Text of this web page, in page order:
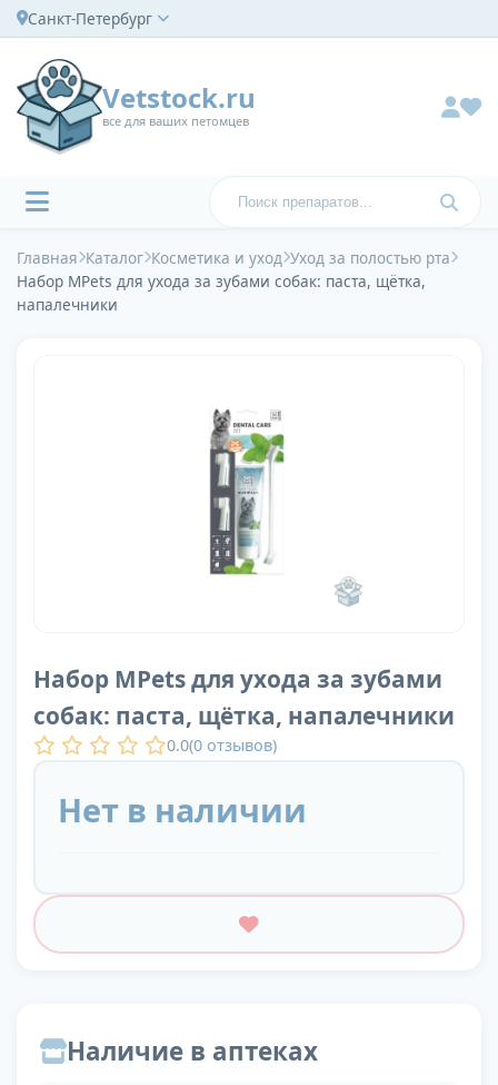
Санкт-Петербург
Vetstock.ru
все для ваших петомцев
Главная Каталог Косметика и уход Уход за полостью рта
Набор MPets для ухода за зубами собак: паста, щётка,
напалечники
Набор MPets для ухода за зубами
собак: паста, щётка, напалечники
0.0(0 отзывов)
Нет в наличии
Наличие в аптеках